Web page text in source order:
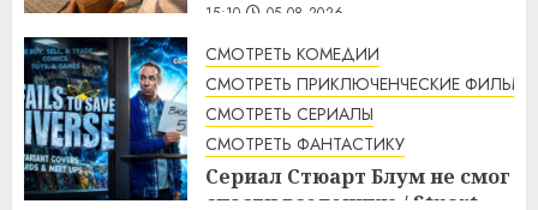
15:10 05.08.2026
СМОТРЕТЬ КОМЕДИИ
СМОТРЕТЬ ПРИКЛЮЧЕНЧЕСКИЕ ФИЛЬМЫ
СМОТРЕТЬ СЕРИАЛЫ
СМОТРЕТЬ ФАНТАСТИКУ
Сериал Стюарт Блум не смог
спасти вселенную / Stuart